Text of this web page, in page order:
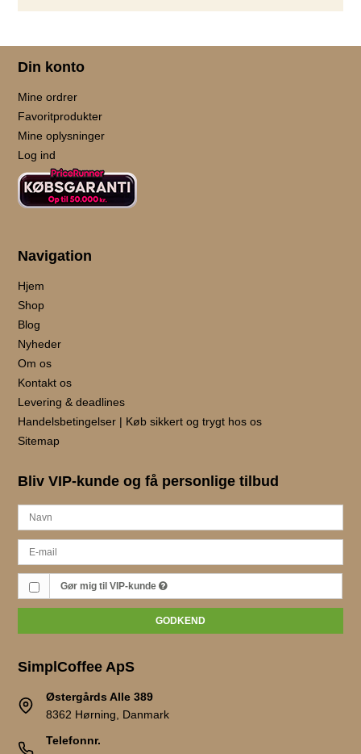
Din konto
Mine ordrer
Favoritprodukter
Mine oplysninger
Log ind
Navigation
Hjem
Shop
Blog
Nyheder
Om os
Kontakt os
Levering & deadlines
Handelsbetingelser | Køb sikkert og trygt hos os
Sitemap
Bliv VIP-kunde og få personlige tilbud
Gør mig til VIP-kunde
GODKEND
SimplCoffee ApS
Østergårds Alle 389
8362 Hørning, Danmark
Telefonnr.